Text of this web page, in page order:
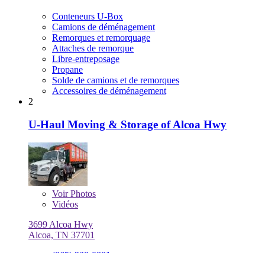
Conteneurs U-Box
Camions de déménagement
Remorques et remorquage
Attaches de remorque
Libre-entreposage
Propane
Solde de camions et de remorques
Accessoires de déménagement
2
U-Haul Moving & Storage of Alcoa Hwy
VoirPhotos
Vidéos
3699 Alcoa Hwy
Alcoa, TN 37701